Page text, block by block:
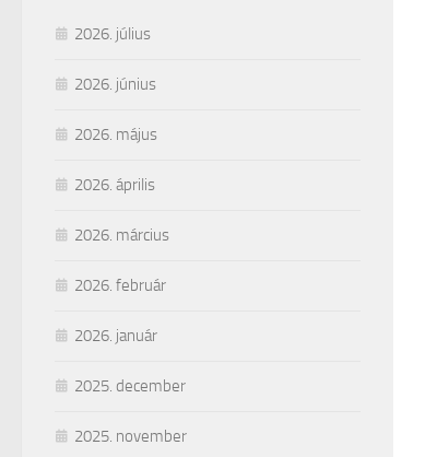
2026. július
2026. június
2026. május
2026. április
2026. március
2026. február
2026. január
2025. december
2025. november